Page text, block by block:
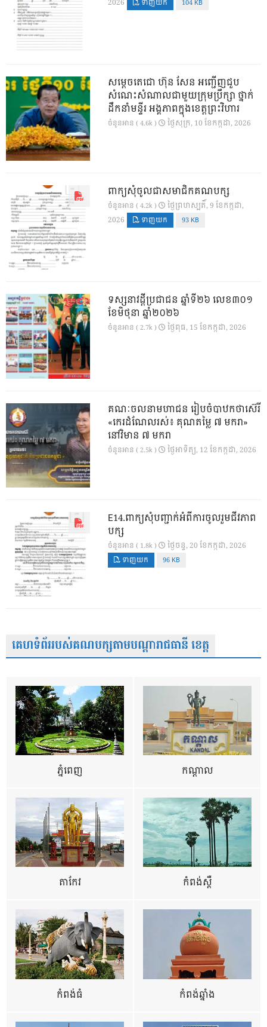
ទាញយក 104 KB
សម្តេចតេជោ ហ៊ុន សែន អញ្ជើញជួប
សំណេះសំណាលជាមួយក្រុមប្រឹក្សា ថ្នាក់
ដឹកនាំមន្ទីរ អង្គភាពក្នុងខេត្តព្រះវិហារ
ចំនួនអាន ( 4.6k ) ថ្ងៃ​សុក្រ, 10 ខែ​កក្កដា, 2026
ពាក្យសុំចូលជាសមាជិកគណបក្ស
ចំនួនអាន ( 4.2k )
ថ្ងៃ​ព្រហស្បតិ៍, 9 ខែ​កក្កដា,
2026
ទាញយក 93 KB
ទស្សនាវដ្ដីប្រជាជន ឆ្នាំទី២៦ លេខ៣០១
ខែមិថុនា ឆ្នាំ២០២៦
ចំនួនអាន ( 2.7k ) ថ្ងៃ​ពុធ, 15 ខែ​កក្កដា, 2026
គណៈចលនាមហាជន រៀបចំបាឋកថាស៊េរី
«កេរដំណែលរស់៖ គុណតម្លៃ ៧ មករា»
នៅវិមាន ៧ មករា
ចំនួនអាន ( 2.5k ) ថ្ងៃ​អាទិត្យ, 12 ខែ​កក្កដា, 2026
E14.ពាក្យសុំបញ្ជាក់អំពីការចូលរួមជីវភាព
បក្ស
ចំនួនអាន ( 1.8k ) ថ្ងៃ​ចន្ទ, 20 ខែ​កក្កដា, 2026
ទាញយក 96 KB
គេហទំព័ររបស់គណបក្សតាមបណ្តារាជធានី ខេត្ត
ភ្នំពេញ កណ្តាល
តាកែវ កំពង់ស្ពឺ
កំពង់ធំ កំពង់ឆ្នាំង